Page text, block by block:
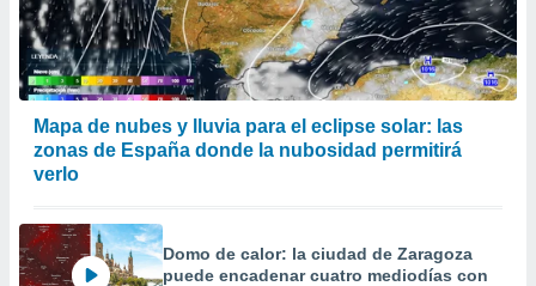
un
o acceder
datos
perfiles
utilizar
Mapa de nubes y lluvia para el eclipse solar: las
zonas de España donde la nubosidad permitirá
verlo
Domo de calor: la ciudad de Zaragoza
puede encadenar cuatro mediodías con